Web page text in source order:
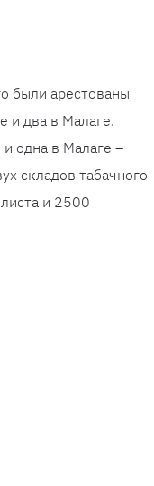
были арестованы
и два в Малаге.
одна в Малаге –
складов табачного
и 2500